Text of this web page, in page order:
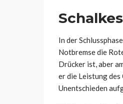
In der
Notbremse die
Drücker ist, aber
er die Leistung des
Unentschieden